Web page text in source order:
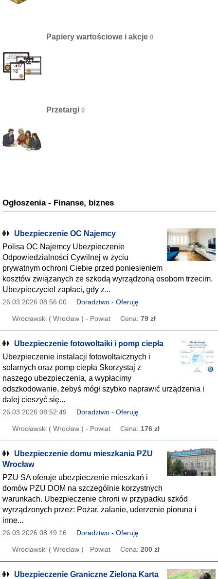
Papiery wartościowe i akcje
Przetargi
Ogłoszenia - Finanse, biznes
Ubezpieczenie OC Najemcy
Polisa OC Najemcy Ubezpieczenie
Odpowiedzialności Cywilnej w życiu
prywatnym ochroni Ciebie przed poniesieniem
kosztów związanych ze szkodą wyrządzoną osobom trzecim.
Ubezpieczyciel zapłaci, gdy z...
26.03.2026 08:56:00 Doradztwo - Oferuję
Wrocławski ( Wrocław ) - Powiat Cena: 79 zł
Ubezpieczenie fotowoltaiki i pomp ciepła
Ubezpieczenie instalacji fotowoltaicznych i
solarnych oraz pomp ciepła Skorzystaj z
naszego ubezpieczenia, a wypłacimy
odszkodowanie, żebyś mógł szybko naprawić urządzenia i
dalej cieszyć się...
26.03.2026 08:52:49 Doradztwo - Oferuję
Wrocławski ( Wrocław ) - Powiat Cena: 176 zł
Ubezpieczenie domu mieszkania PZU
Wrocław
PZU SA oferuje ubezpieczenie mieszkań i
domów PZU DOM na szczególnie korzystnych
warunkach. Ubezpieczenie chroni w przypadku szkód
wyrządzonych przez: Pożar, zalanie, uderzenie pioruna i
inne...
26.03.2026 08:49:16 Doradztwo - Oferuję
Wrocławski ( Wrocław ) - Powiat Cena: 200 zł
Ubezpieczenie Graniczne Zielona Karta